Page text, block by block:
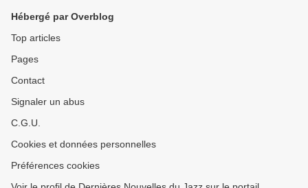
Hébergé par Overblog
Top articles
Pages
Contact
Signaler un abus
C.G.U.
Cookies et données personnelles
Préférences cookies